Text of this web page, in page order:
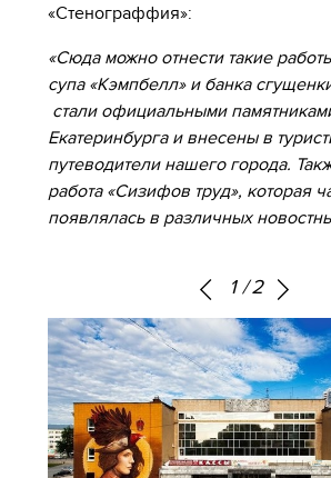
«Стенограффия»:
«Сюда можно отнести такие
супа «Кэмпбелл» и банка
стали официальными
Екатеринбурга и внесены в
путеводители нашего города.
работа «Сизифов труд», которая
появлялась в различных
1/2